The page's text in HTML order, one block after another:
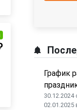
График
30.12.2024
02.01.2025